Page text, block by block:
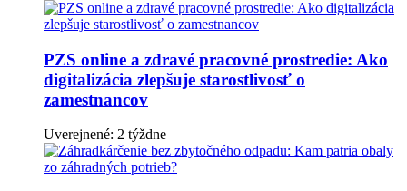
PZS online a zdravé pracovné prostredie: Ako
digitalizácia zlepšuje starostlivosť o
zamestnancov
Uverejnené: 2 týždne